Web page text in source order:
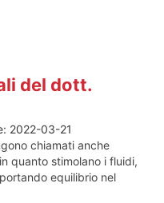
del dott.
2022-03-21
chiamati anche
quanto stimolano i fluidi,
equilibrio nel